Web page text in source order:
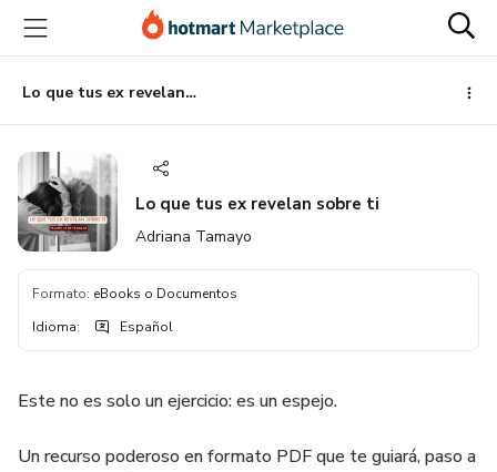
principal
página
de
página
Lo que tus ex revelan sobre ti
Lo que tus ex revelan sobre ti
Adriana Tamayo
Formato: eBooks o Documentos
Idioma: Español
Este no es solo un ejercicio: es un espejo.
Un recurso poderoso en formato PDF que te guiará, paso a